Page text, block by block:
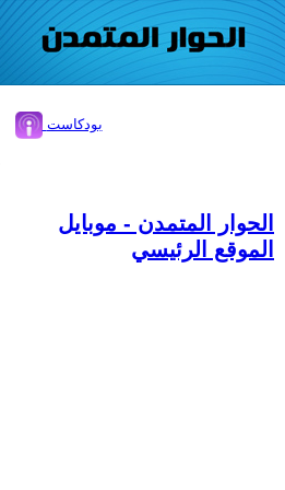
بودكاست
الحوار المتمدن - موبايل
الموقع الرئيسي